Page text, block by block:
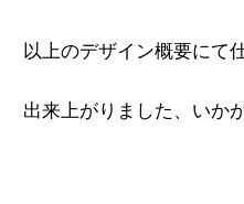
以上のデザイン概要にて
出来上がりました、 いか